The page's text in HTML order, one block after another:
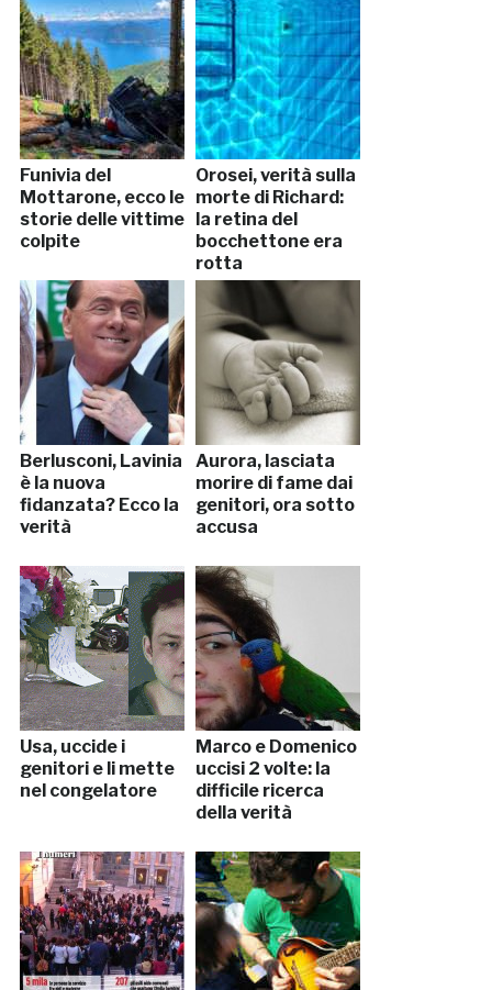
Funivia del
Mottarone, ecco le
storie delle vittime
colpite
Orosei, verità sulla
morte di Richard:
la retina del
bocchettone era
rotta
Berlusconi, Lavinia
è la nuova
fidanzata? Ecco la
verità
Aurora, lasciata
morire di fame dai
genitori, ora sotto
accusa
Usa, uccide i
genitori e li mette
nel congelatore
Marco e Domenico
uccisi 2 volte: la
difficile ricerca
della verità